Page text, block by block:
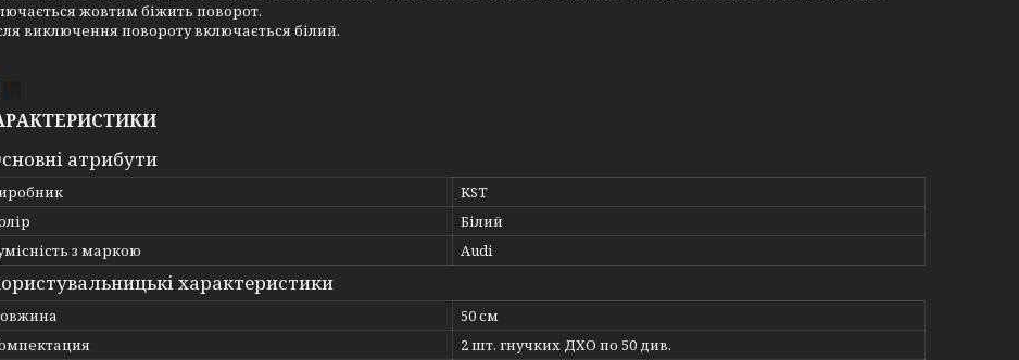
жовтим біжить поворот.
виключення повороту включається білий.
атрибути
KST
Білий
з маркою
Audi
характеристики
50 см
2 шт. гнучких ДХО по 50 див.